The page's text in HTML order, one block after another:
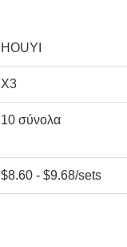
HOUYI
X3
10 σύνολα
$8.60 - $9.68/sets